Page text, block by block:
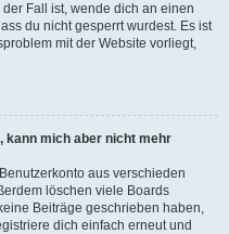
Fall ist, wende dich an einen
du nicht gesperrt wurdest. Es ist
mit der Website vorliegt,
kann mich aber nicht mehr
aus verschieden
löschen viele Boards
Beiträge geschrieben haben,
dich einfach erneut und